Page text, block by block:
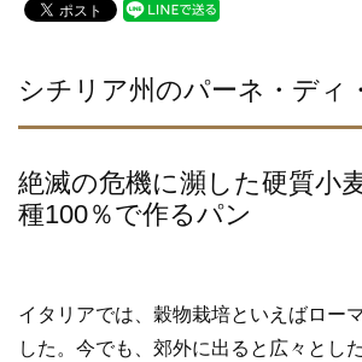
c
b
o
o
k
tt
e
シチリア州のパーネ・ディ
絶滅の危機に瀕した硬質小
種100％で作るパン
イタリアでは、穀物栽培といえばロー
した。今でも、郊外に出ると広々とし